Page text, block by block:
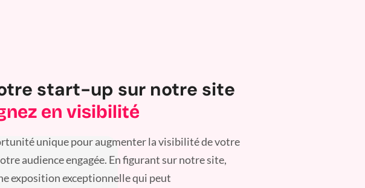
start-up sur notre site
en visibilité
unique pour augmenter la visibilité de votre
audience engagée. En figurant sur notre site,
exposition exceptionnelle qui peut